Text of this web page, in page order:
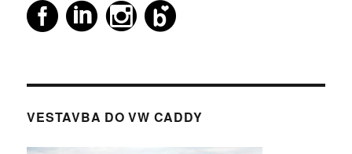
VESTAVBA DO VW CADDY